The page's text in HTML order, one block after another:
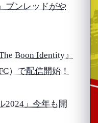
ブンレッドがや
Boon Identity』
）で配信開始！
2024」今年も開